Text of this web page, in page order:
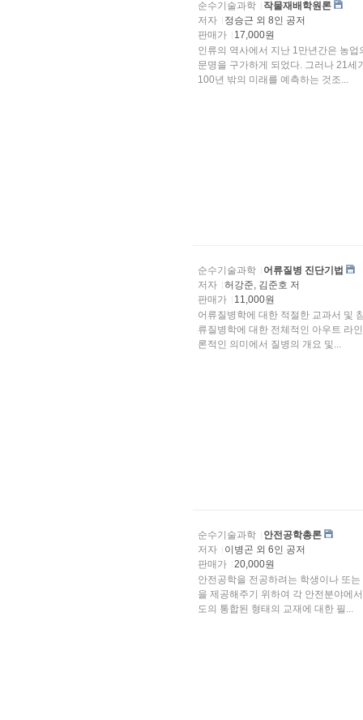
순수기술과학
작물재배학원론
저자
정승근 외 8인 공저
판매가
17,000원
인류의 역사에서 지난 1만년간은 농
문명을 구가하게 되었다. 그러나 21세기를 앞둔 현재 과학기술의 눈부신 발전에도 불구
100년 밖의 미래를 예측하는 것조...
순수기술과학
어류질병 진단기법
저자
허강준, 김준호 저
판매가
11,000원
어류질병학에 대한 적절한 교과서 및 참고서가 없는 현
류질병학에 대한 전체적인 아우트 라
론적인 의미에서 질병의 개요 및...
순수기술과학
안전공학총론
저자
이병곤 외 6인 공저
판매가
20,000원
안전공학을 전공하려는 학생이나 또
을 제공해주기 위하여 각 안전분야에서 중요하게 다루는 내용들을 간략하게
도의 통합된 형태의 교재에 대한 필...